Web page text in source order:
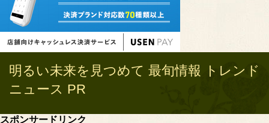
明るい未来を見つめて 最旬情報 トレンド
ニュース PR
スポンサードリンク